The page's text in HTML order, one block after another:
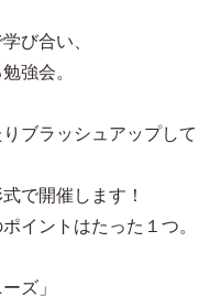
び合い、
強会。
ブラッシュアップして
で開催します！
イントはたった１つ。
ズ」